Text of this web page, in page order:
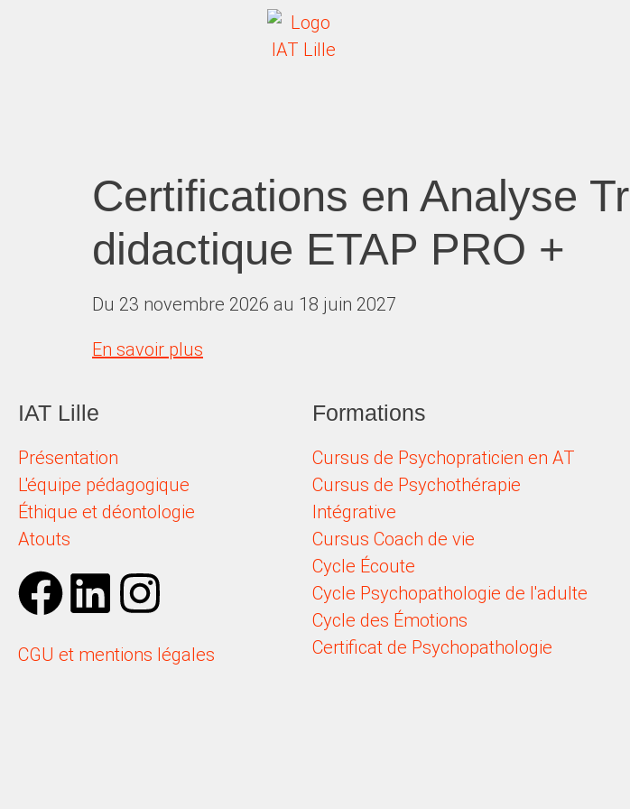
Certifications en Analyse
didactique ETAP PRO +
Du 23 novembre 2026 au 18 juin 2027
En savoir plus
IAT Lille
Présentation
L'équipe pédagogique
Éthique et déontologie
Atouts
CGU et mentions légales
Formations
Cursus de Psychopraticien en AT
Cursus de Psychothérapie
Intégrative
Cursus Coach de vie
Cycle Écoute
Cycle Psychopathologie de l'adulte
Cycle des Émotions
Certificat de Psychopathologie